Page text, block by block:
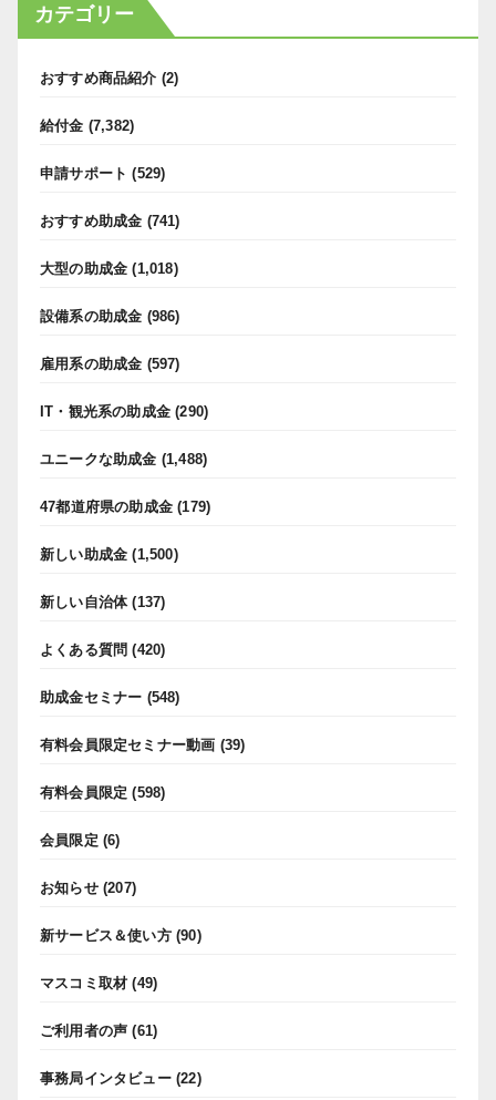
カテゴリー
おすすめ商品紹介 (2)
給付金 (7,382)
申請サポート (529)
おすすめ助成金 (741)
大型の助成金 (1,018)
設備系の助成金 (986)
雇用系の助成金 (597)
IT・観光系の助成金 (290)
ユニークな助成金 (1,488)
47都道府県の助成金 (179)
新しい助成金 (1,500)
新しい自治体(137)
よくある質問 (420)
助成金セミナー (548)
有料会員限定セミナー動画 (39)
有料会員限定 (598)
会員限定 (6)
お知らせ(207)
新サービス＆使い方(90)
マスコミ取材 (49)
ご利用者の声 (61)
事務局インタビュー(22)